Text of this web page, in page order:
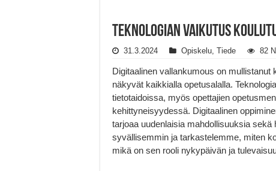
Teknologian vaikutus
31.3.2024 Opiskelu, Tiede 82
Digitaalinen vallankumous on
näkyvät kaikkialla opetusalalla.
tietotaidoissa, myös opettajien
kehittyneisyydessä. Digitaalinen
tarjoaa uudenlaisia mahdollisuuksia
syvällisemmin ja tarkastelemme, miten
mikä on sen rooli nykypäivän ja